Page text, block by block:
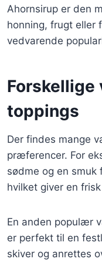
Ahornsirup er den
honning, frugt eller
vedvarende
Forskellige
toppings
Der findes mange
præferencer. For
sødme og en
hvilket giver en
En anden populær
er perfekt til en
skiver og anrettes